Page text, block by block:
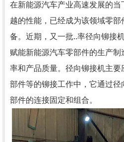
在新能源汽车产业高速发展的
越的性能，已经成为该领域零
备。近期，又一批..率径向铆接
赋能新能源汽车零部件的生产
率和产品质量。径向铆接机主
部件等的铆接工作中，它通过径
部件的连接固定和组合。